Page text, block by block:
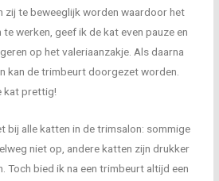
zij te beweeglijk worden waardoor het
werken, geef ik de kat even pauze en
op het valeriaanzakje. Als daarna
kan de trimbeurt doorgezet worden.
kat prettig!
bij alle katten in de trimsalon: sommige
niet op, andere katten zijn drukker
Toch bied ik na een trimbeurt altijd een